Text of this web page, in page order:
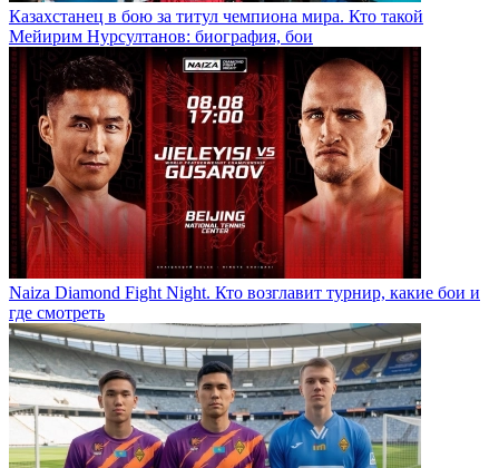
Казахстанец в бою за титул чемпиона мира. Кто такой
Мейирим Нурсултанов: биография, бои
Naiza Diamond Fight Night. Кто возглавит турнир, какие бои и
где смотреть